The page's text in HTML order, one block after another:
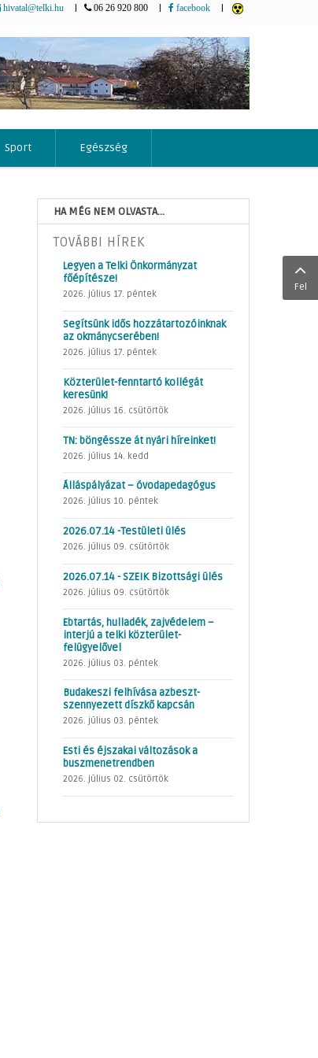
hivatal@telki.hu 06 26 920 800 facebook
Sport Egészség
HA MÉG NEM OLVASTA...
TOVÁBBI HÍREK
Legyen a Telki Önkormányzat
főépítésze!
2026. július 17. péntek
Segítsünk idős hozzátartozóinknak
az okmánycserében!
2026. július 17. péntek
Közterület-fenntartó kollégát
keresünk!
2026. július 16. csütörtök
TN: böngéssze át nyári híreinket!
2026. július 14. kedd
Álláspályázat – óvodapedagógus
2026. július 10. péntek
2026.07.14 -Testületi ülés
2026. július 09. csütörtök
2026.07.14 - SZEIK Bizottsági ülés
2026. július 09. csütörtök
Ebtartás, hulladék, zajvédelem –
interjú a telki közterület-
felügyelővel
2026. július 03. péntek
Budakeszi felhívása azbeszt-
szennyezett díszkő kapcsán
2026. július 03. péntek
Esti és éjszakai változások a
buszmenetrendben
2026. július 02. csütörtök
Fel